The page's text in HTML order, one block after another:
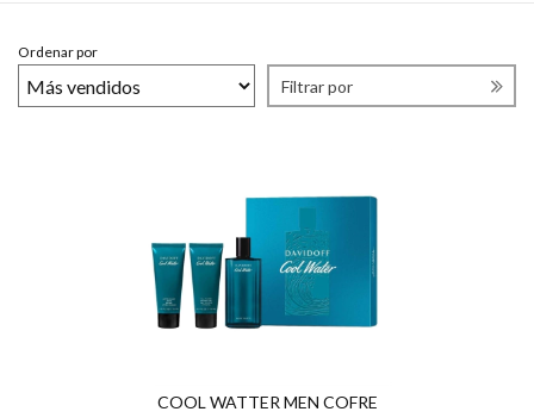
Ordenar por
Filtrar por
COOL WATTER MEN COFRE